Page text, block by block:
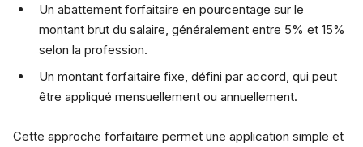
Un abattement forfaitaire en pourcentage sur le
montant brut du salaire, généralement entre 5% et 15%
selon la profession.
Un montant forfaitaire fixe, défini par accord, qui peut
être appliqué mensuellement ou annuellement.
Cette approche forfaitaire permet une application simple et